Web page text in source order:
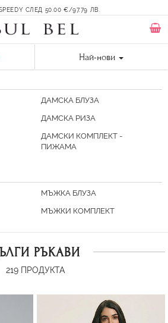
СЛЕД 50.00 €/97.79 ЛВ.
Най-нови
ДАМСКА БЛУЗА
ДАМСКА РИЗА
ДАМСКИ КОМПЛЕКТ -
ПИЖАМА
МЪЖКА БЛУЗА
МЪЖКИ КОМПЛЕКТ
РЪКАВИ
219ПРОДУКТА